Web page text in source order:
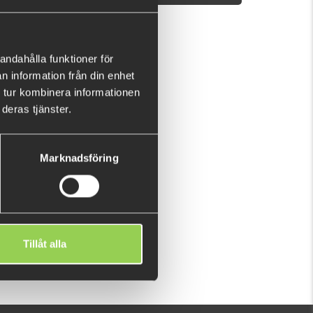
funktioner för
information från din enhet
kombinera informationen
tjänster.
Marknadsföring
Tillåt alla
Fåtal kvar